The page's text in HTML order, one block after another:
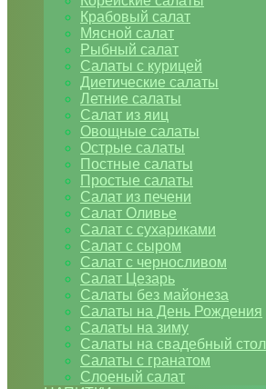
Крабовый салат
Мясной салат
Рыбный салат
Салаты с курицей
Диетические салаты
Летние салаты
Салат из яиц
Овощные салаты
Острые салаты
Постные салаты
Простые салаты
Салат из печени
Салат Оливье
Салат с сухариками
Салат с сыром
Салат с черносливом
Салат Цезарь
Салаты без майонеза
Салаты на День Рождения
Салаты на зиму
Салаты на свадебный стол
Салаты с гранатом
Слоеный салат